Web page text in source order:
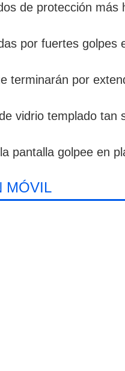
de protección más
por fuertes golpes
terminarán por
vidrio templado tan
pantalla golpee en
MÓVIL